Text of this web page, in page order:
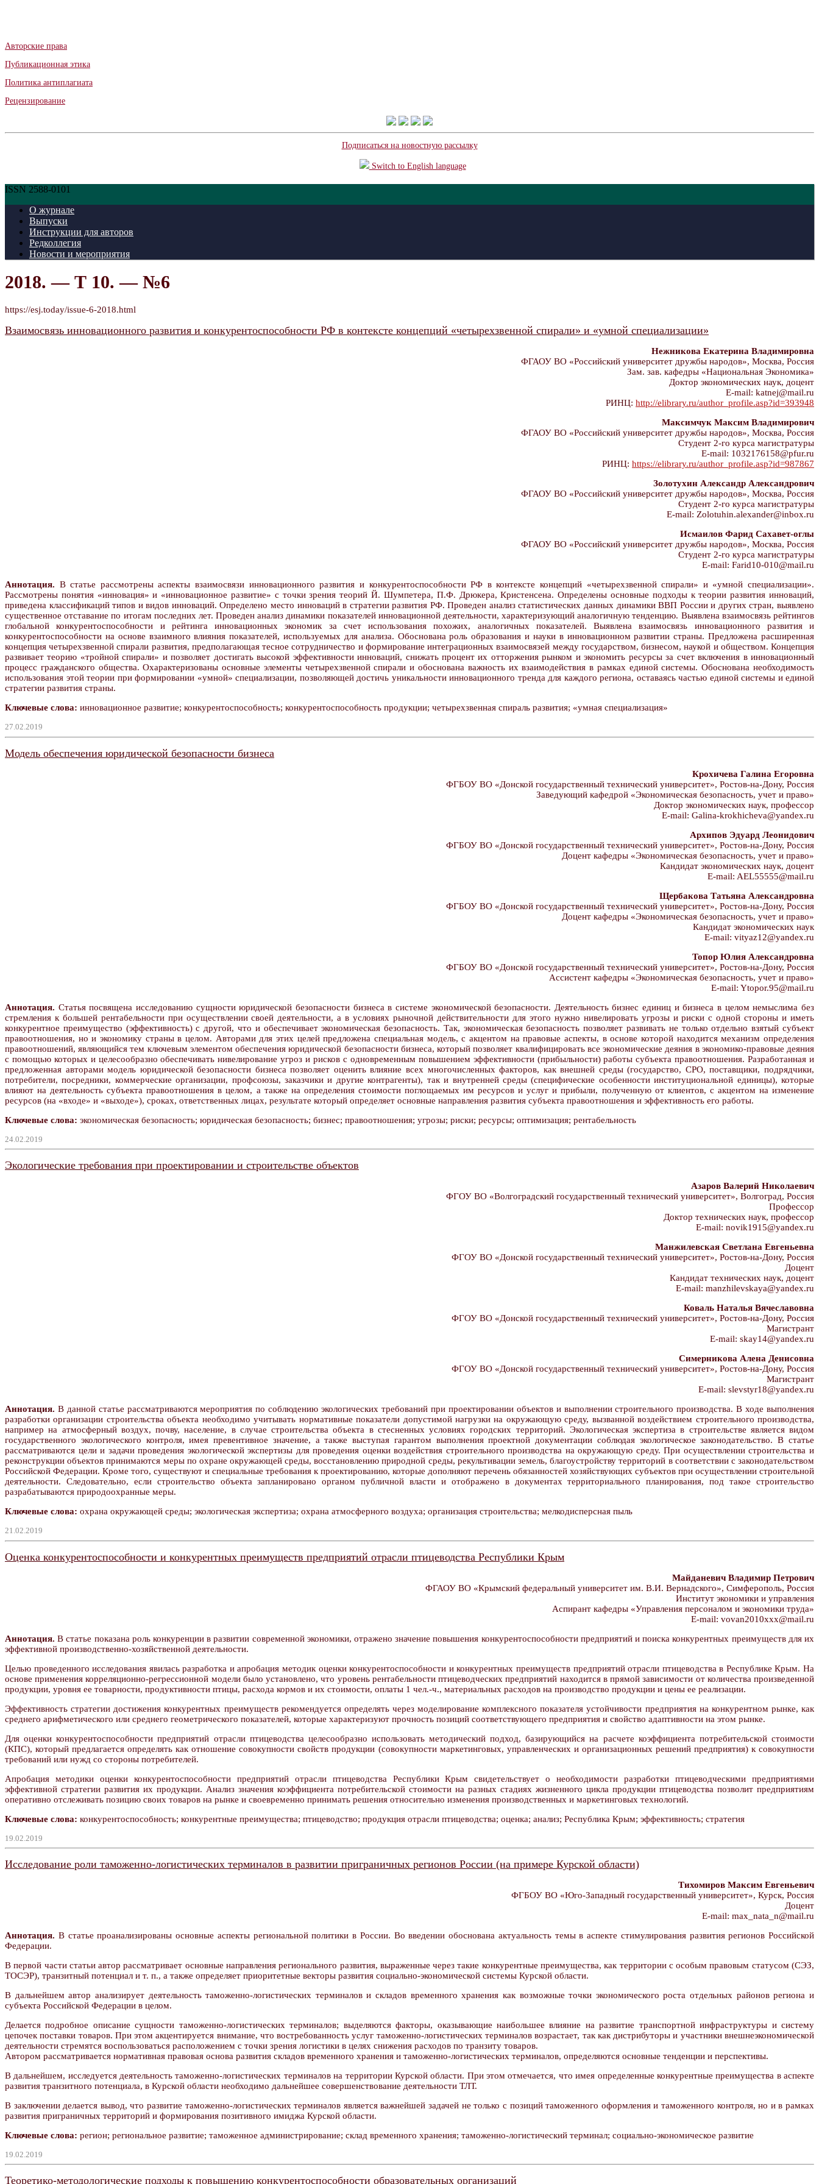
Авторские права
Публикационная этика
Политика антиплагиата
Рецензирование
Подписаться на новостную рассылку
Switch to English language
ISSN 2588-0101
О журнале
Выпуски
Инструкции для авторов
Редколлегия
Новости и мероприятия
2018. — Т 10. — №6
https://esj.today/issue-6-2018.html
Взаимосвязь инновационного развития и конкурентоспособности РФ в контексте концепций «четырехзвенной спирали» и «умной специализации»
Нежникова Екатерина Владимировна
ФГАОУ ВО «Российский университет дружбы народов», Москва, Россия
Зам. зав. кафедры «Национальная Экономика»
Доктор экономических наук, доцент
E-mail: katnej@mail.ru
РИНЦ: http://elibrary.ru/author_profile.asp?id=393948
Максимчук Максим Владимирович
ФГАОУ ВО «Российский университет дружбы народов», Москва, Россия
Студент 2-го курса магистратуры
E-mail: 1032176158@pfur.ru
РИНЦ: https://elibrary.ru/author_profile.asp?id=987867
Золотухин Александр Александрович
ФГАОУ ВО «Российский университет дружбы народов», Москва, Россия
Студент 2-го курса магистратуры
E-mail: Zolotuhin.alexander@inbox.ru
Исмаилов Фарид Сахавет-оглы
ФГАОУ ВО «Российский университет дружбы народов», Москва, Россия
Студент 2-го курса магистратуры
E-mail: Farid10-010@mail.ru
Аннотация. В статье рассмотрены аспекты взаимосвязи инновационного развития и конкурентоспособности РФ в контексте концепций «четырехзвенной спирали» и «умной специализации».
Рассмотрены понятия «инновация» и «инновационное развитие» с точки зрения теорий Й. Шумпетера, П.Ф. Дрюкера, Кристенсена. Определены основные подходы к теории развития инноваций,
приведена классификаций типов и видов инноваций. Определено место инноваций в стратегии развития РФ. Проведен анализ статистических данных динамики ВВП России и других стран, выявлено
существенное отставание по итогам последних лет. Проведен анализ динамики показателей инновационной деятельности, характеризующий аналогичную тенденцию. Выявлена взаимосвязь рейтингов
глобальной конкурентоспособности и рейтинга инновационных экономик за счет использования похожих, аналогичных показателей. Выявлена взаимосвязь инновационного развития и
конкурентоспособности на основе взаимного влияния показателей, используемых для анализа. Обоснована роль образования и науки в инновационном развитии страны. Предложена расширенная
концепция четырехзвенной спирали развития, предполагающая тесное сотрудничество и формирование интеграционных взаимосвязей между государством, бизнесом, наукой и обществом. Концепция
развивает теорию «тройной спирали» и позволяет достигать высокой эффективности инноваций, снижать процент их отторжения рынком и экономить ресурсы за счет включения в инновационный
процесс гражданского общества. Охарактеризованы основные элементы четырехзвенной спирали и обоснована важность их взаимодействия в рамках единой системы. Обоснована необходимость
использования этой теории при формировании «умной» специализации, позволяющей достичь уникальности инновационного тренда для каждого региона, оставаясь частью единой системы и единой
стратегии развития страны.
Ключевые слова: инновационное развитие; конкурентоспособность; конкурентоспособность продукции; четырехзвенная спираль развития; «умная специализация»
27.02.2019
Модель обеспечения юридической безопасности бизнеса
Крохичева Галина Егоровна
ФГБОУ ВО «Донской государственный технический университет», Ростов-на-Дону, Россия
Заведующий кафедрой «Экономическая безопасность, учет и право»
Доктор экономических наук, профессор
E-mail: Galina-krokhicheva@yandex.ru
Архипов Эдуард Леонидович
ФГБОУ ВО «Донской государственный технический университет», Ростов-на-Дону, Россия
Доцент кафедры «Экономическая безопасность, учет и право»
Кандидат экономических наук, доцент
E-mail: AEL55555@mail.ru
Щербакова Татьяна Александровна
ФГБОУ ВО «Донской государственный технический университет», Ростов-на-Дону, Россия
Доцент кафедры «Экономическая безопасность, учет и право»
Кандидат экономических наук
E-mail: vityaz12@yandex.ru
Топор Юлия Александровна
ФГБОУ ВО «Донской государственный технический университет», Ростов-на-Дону, Россия
Ассистент кафедры «Экономическая безопасность, учет и право»
E-mail: Ytopor.95@mail.ru
Аннотация. Статья посвящена исследованию сущности юридической безопасности бизнеса в системе экономической безопасности. Деятельность бизнес единиц и бизнеса в целом немыслима без
стремления к большей рентабельности при осуществлении своей деятельности, а в условиях рыночной действительности для этого нужно нивелировать угрозы и риски с одной стороны и иметь
конкурентное преимущество (эффективность) с другой, что и обеспечивает экономическая безопасность. Так, экономическая безопасность позволяет развивать не только отдельно взятый субъект
правоотношения, но и экономику страны в целом. Авторами для этих целей предложена специальная модель, с акцентом на правовые аспекты, в основе которой находится механизм определения
правоотношений, являющийся тем ключевым элементом обеспечения юридической безопасности бизнеса, который позволяет квалифицировать все экономические деяния в экономико-правовые деяния
с помощью которых и целесообразно обеспечивать нивелирование угроз и рисков с одновременным повышением эффективности (прибыльности) работы субъекта правоотношения. Разработанная и
предложенная авторами модель юридической безопасности бизнеса позволяет оценить влияние всех многочисленных факторов, как внешней среды (государство, СРО, поставщики, подрядчики,
потребители, посредники, коммерческие организации, профсоюзы, заказчики и другие контрагенты), так и внутренней среды (специфические особенности институциональной единицы), которые
влияют на деятельность субъекта правоотношения в целом, а также на определения стоимости поглощаемых им ресурсов и услуг и прибыли, полученную от клиентов, с акцентом на изменение
ресурсов (на «входе» и «выходе»), сроках, ответственных лицах, результате который определяет основные направления развития субъекта правоотношения и эффективность его работы.
Ключевые слова: экономическая безопасность; юридическая безопасность; бизнес; правоотношения; угрозы; риски; ресурсы; оптимизация; рентабельность
24.02.2019
Экологические требования при проектировании и строительстве объектов
Азаров Валерий Николаевич
ФГОУ ВО «Волгоградский государственный технический университет», Волгоград, Россия
Профессор
Доктор технических наук, профессор
E-mail: novik1915@yandex.ru
Манжилевская Светлана Евгеньевна
ФГОУ ВО «Донской государственный технический университет», Ростов-на-Дону, Россия
Доцент
Кандидат технических наук, доцент
E-mail: manzhilevskaya@yandex.ru
Коваль Наталья Вячеславовна
ФГОУ ВО «Донской государственный технический университет», Ростов-на-Дону, Россия
Магистрант
E-mail: skay14@yandex.ru
Симерникова Алена Денисовна
ФГОУ ВО «Донской государственный технический университет», Ростов-на-Дону, Россия
Магистрант
E-mail: slevstyr18@yandex.ru
Аннотация. В данной статье рассматриваются мероприятия по соблюдению экологических требований при проектировании объектов и выполнении строительного производства. В ходе выполнения
разработки организации строительства объекта необходимо учитывать нормативные показатели допустимой нагрузки на окружающую среду, вызванной воздействием строительного производства,
например на атмосферный воздух, почву, население, в случае строительства объекта в стесненных условиях городских территорий. Экологическая экспертиза в строительстве является видом
государственного экологического контроля, имея превентивное значение, а также выступая гарантом выполнения проектной документации соблюдая экологическое законодательство. В статье
рассматриваются цели и задачи проведения экологической экспертизы для проведения оценки воздействия строительного производства на окружающую среду. При осуществлении строительства и
реконструкции объектов принимаются меры по охране окружающей среды, восстановлению природной среды, рекультивации земель, благоустройству территорий в соответствии с законодательством
Российской Федерации. Кроме того, существуют и специальные требования к проектированию, которые дополняют перечень обязанностей хозяйствующих субъектов при осуществлении строительной
деятельности. Следовательно, если строительство объекта запланировано органом публичной власти и отображено в документах территориального планирования, под такое строительство
разрабатываются природоохранные меры.
Ключевые слова: охрана окружающей среды; экологическая экспертиза; охрана атмосферного воздуха; организация строительства; мелкодисперсная пыль
21.02.2019
Оценка конкурентоспособности и конкурентных преимуществ предприятий отрасли птицеводства Республики Крым
Майданевич Владимир Петрович
ФГАОУ ВО «Крымский федеральный университет им. В.И. Вернадского», Симферополь, Россия
Институт экономики и управления
Аспирант кафедры «Управления персоналом и экономики труда»
E-mail: vovan2010xxx@mail.ru
Аннотация. В статье показана роль конкуренции в развитии современной экономики, отражено значение повышения конкурентоспособности предприятий и поиска конкурентных преимуществ для их
эффективной производственно-хозяйственной деятельности.
Целью проведенного исследования явилась разработка и апробация методик оценки конкурентоспособности и конкурентных преимуществ предприятий отрасли птицеводства в Республике Крым. На
основе применения корреляционно-регрессионной модели было установлено, что уровень рентабельности птицеводческих предприятий находится в прямой зависимости от количества произведенной
продукции, уровня ее товарности, продуктивности птицы, расхода кормов и их стоимости, оплаты 1 чел.-ч., материальных расходов на производство продукции и цены ее реализации.
Эффективность стратегии достижения конкурентных преимуществ рекомендуется определять через моделирование комплексного показателя устойчивости предприятия на конкурентном рынке, как
среднего арифметического или среднего геометрического показателей, которые характеризуют прочность позиций соответствующего предприятия и свойство адаптивности на этом рынке.
Для оценки конкурентоспособности предприятий отрасли птицеводства целесообразно использовать методический подход, базирующийся на расчете коэффициента потребительской стоимости
(КПС), который предлагается определять как отношение совокупности свойств продукции (совокупности маркетинговых, управленческих и организационных решений предприятия) к совокупности
требований или нужд со стороны потребителей.
Апробация методики оценки конкурентоспособности предприятий отрасли птицеводства Республики Крым свидетельствует о необходимости разработки птицеводческими предприятиями
эффективной стратегии развития их продукции. Анализ значения коэффициента потребительской стоимости на разных стадиях жизненного цикла продукции птицеводства позволит предприятиям
оперативно отслеживать позицию своих товаров на рынке и своевременно принимать решения относительно изменения производственных и маркетинговых технологий.
Ключевые слова: конкурентоспособность; конкурентные преимущества; птицеводство; продукция отрасли птицеводства; оценка; анализ; Республика Крым; эффективность; стратегия
19.02.2019
Исследование роли таможенно-логистических терминалов в развитии приграничных регионов России (на примере Курской области)
Тихомиров Максим Евгеньевич
ФГБОУ ВО «Юго-Западный государственный университет», Курск, Россия
Доцент
E-mail: max_nata_n@mail.ru
Аннотация. В статье проанализированы основные аспекты региональной политики в России. Во введении обоснована актуальность темы в аспекте стимулирования развития регионов Российской
Федерации.
В первой части статьи автор рассматривает основные направления регионального развития, выраженные через такие конкурентные преимущества, как территории с особым правовым статусом (СЭЗ,
ТОСЭР), транзитный потенциал и т. п., а также определяет приоритетные векторы развития социально-экономической системы Курской области.
В дальнейшем автор анализирует деятельность таможенно-логистических терминалов и складов временного хранения как возможные точки экономического роста отдельных районов региона и
субъекта Российской Федерации в целом.
Делается подробное описание сущности таможенно-логистических терминалов; выделяются факторы, оказывающие наибольшее влияние на развитие транспортной инфраструктуры и систему
цепочек поставки товаров. При этом акцентируется внимание, что востребованность услуг таможенно-логистических терминалов возрастает, так как дистрибуторы и участники внешнеэкономической
деятельности стремятся воспользоваться расположением с точки зрения логистики в целях снижения расходов по транзиту товаров.
Автором рассматривается нормативная правовая основа развития складов временного хранения и таможенно-логистических терминалов, определяются основные тенденции и перспективы.
В дальнейшем, исследуется деятельность таможенно-логистических терминалов на территории Курской области. При этом отмечается, что имея определенные конкурентные преимущества в аспекте
развития транзитного потенциала, в Курской области необходимо дальнейшее совершенствование деятельности ТЛТ.
В заключении делается вывод, что развитие таможенно-логистических терминалов является важнейшей задачей не только с позиций таможенного оформления и таможенного контроля, но и в рамках
развития приграничных территорий и формирования позитивного имиджа Курской области.
Ключевые слова: регион; региональное развитие; таможенное администрирование; склад временного хранения; таможенно-логистический терминал; социально-экономическое развитие
19.02.2019
Теоретико-методологические подходы к повышению конкурентоспособности образовательных организаций